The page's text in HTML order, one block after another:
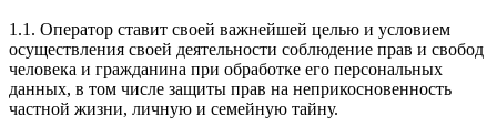
1.1. Оператор ставит своей важнейшей целью и условием
осуществления своей деятельности соблюдение прав и свобод
человека и гражданина при обработке его персональных
данных, в том числе защиты прав на неприкосновенность
частной жизни, личную и семейную тайну.